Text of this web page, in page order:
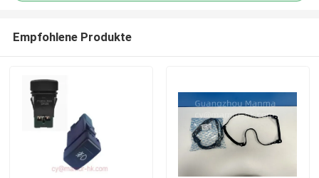
Empfohlene Produkte